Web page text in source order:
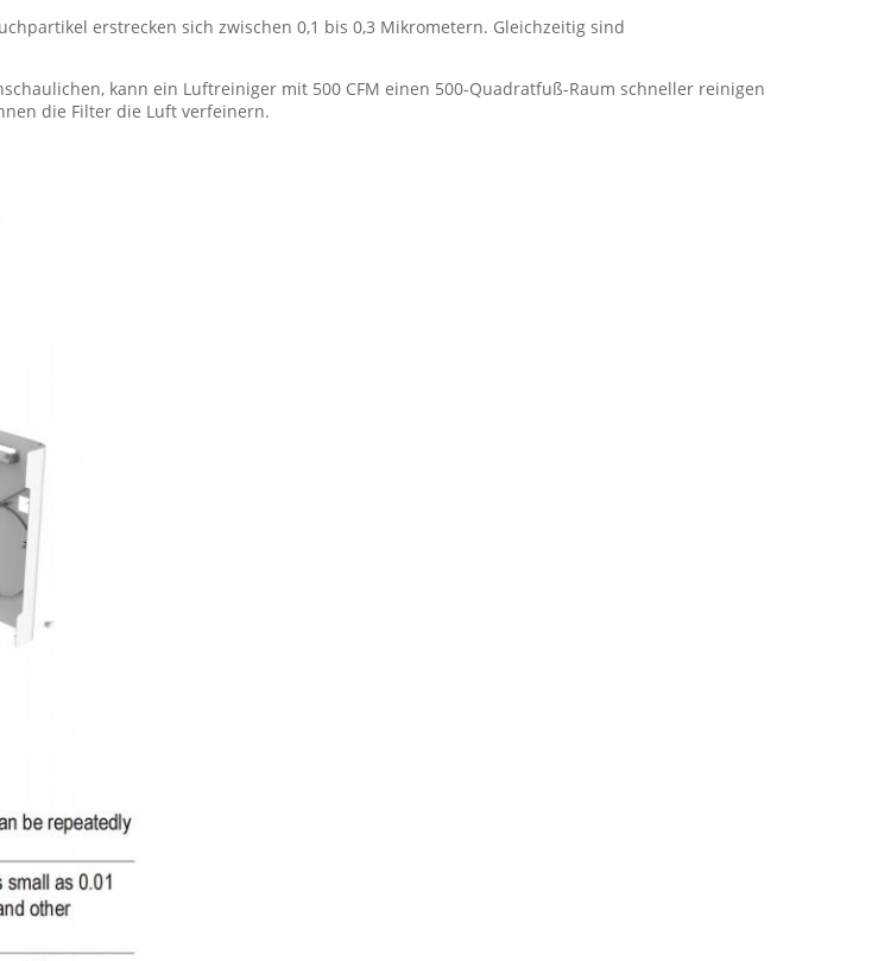
erstrecken sich zwischen 0,1 bis 0,3 Mikrometern. Gleichzeitig sind
kann ein Luftreiniger mit 500 CFM einen 500-Quadratfuß-Raum schneller reinigen
die Filter die Luft verfeinern.